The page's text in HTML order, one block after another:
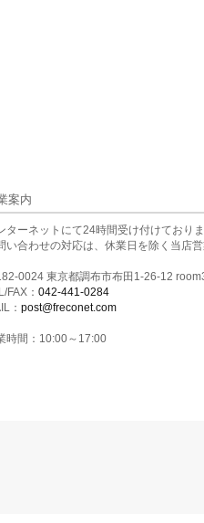
案内
ターネットにて24時間受け付けておりま
い合わせの対応は、休業日を除く当店営
0024 東京都調布市布田1-26-12
FAX： 042-441-0284
： post@freconet.com
時間：10:00～17:00